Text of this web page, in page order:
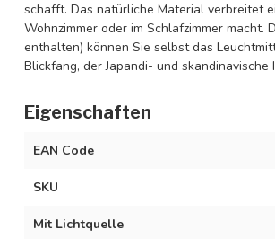
schafft. Das natürliche Material verbreitet
Wohnzimmer oder im Schlafzimmer macht.
enthalten) können Sie selbst das
Blickfang, der Japandi- und skandinavische
Eigenschaften
EAN Code
SKU
Mit Lichtquelle